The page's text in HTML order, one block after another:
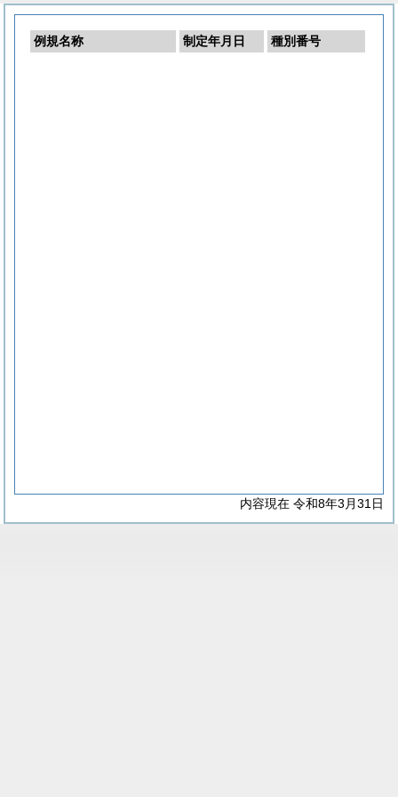
例規名称 制定年月日 種別番号
内容現在 令和8年3月31日